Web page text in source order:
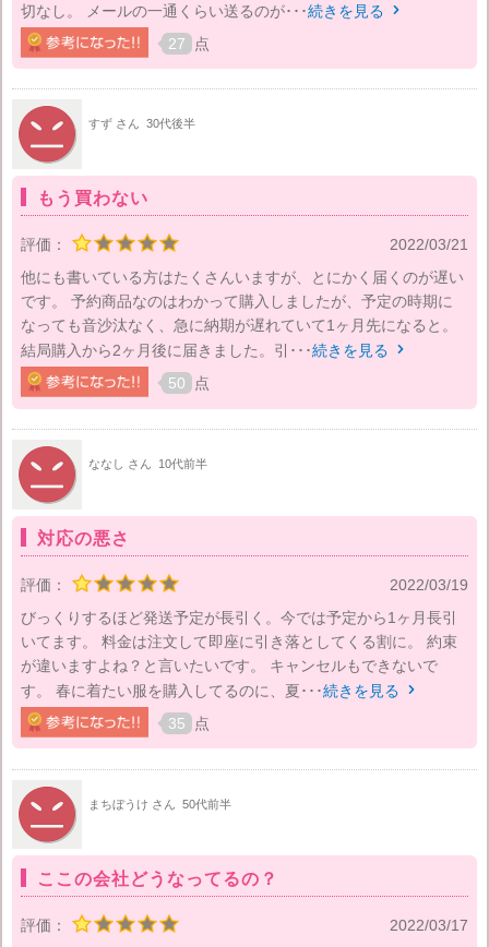
切なし。 メールの一通くらい送るのが･･･続きを見る 
27 点
すず さん 30代後半
もう買わない
評価：
2022/03/21
他にも書いている方はたくさんいますが、とにかく届くのが遅い
です。 予約商品なのはわかって購入しましたが、予定の時期に
なっても音沙汰なく、急に納期が遅れていて1ヶ月先になると。
結局購入から2ヶ月後に届きました。引･･･続きを見る 
50 点
ななし さん 10代前半
対応の悪さ
評価：
2022/03/19
びっくりするほど発送予定が長引く。今では予定から1ヶ月長引
いてます。 料金は注文して即座に引き落としてくる割に。 約束
が違いますよね？と言いたいです。 キャンセルもできないで
す。 春に着たい服を購入してるのに、夏･･･続きを見る 
35 点
まちぼうけ さん 50代前半
ここの会社どうなってるの？
評価：
2022/03/17